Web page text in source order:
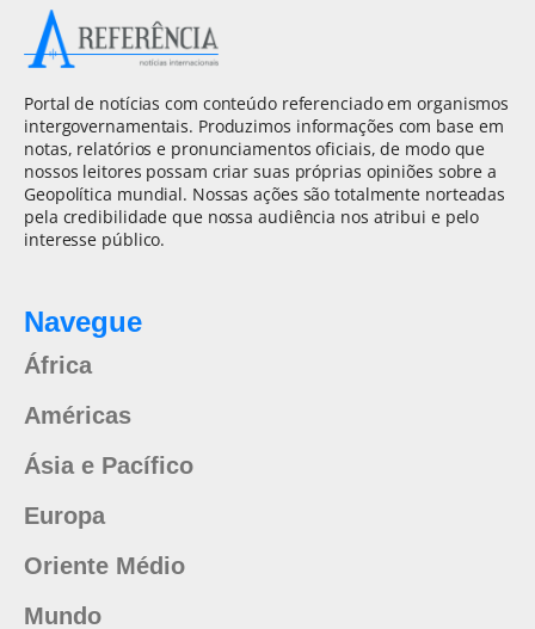
Portal de notícias com conteúdo referenciado em organismos
intergovernamentais. Produzimos informações com base em
notas, relatórios e pronunciamentos oficiais, de modo que
nossos leitores possam criar suas próprias opiniões sobre a
Geopolítica mundial. Nossas ações são totalmente norteadas
pela credibilidade que nossa audiência nos atribui e pelo
interesse público.
Navegue
África
Américas
Ásia e Pacífico
Europa
Oriente Médio
Mundo